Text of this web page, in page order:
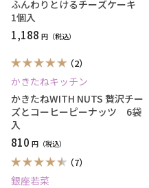
ふんわりとけるチーズケーキ
1個入
1,188 円
（2）
かきたねキッチン
かきたねWITH NUTS 贅沢チー
ズとコーヒーピーナッツ 6袋
入
810 円
（7）
銀座若菜